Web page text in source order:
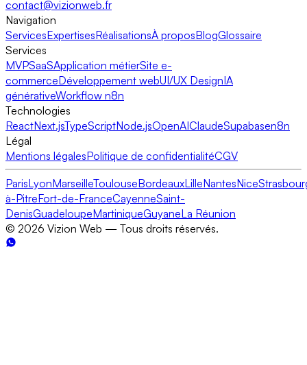
contact@vizionweb.fr
Navigation
ServicesExpertisesRéalisationsÀ proposBlogGlossaire
Services
MVPSaaSApplication métierSite e-
commerceDéveloppement webUI/UX DesignIA
générativeWorkflow n8n
Technologies
ReactNext.jsTypeScriptNode.jsOpenAIClaudeSupabasen8n
Légal
Mentions légalesPolitique de confidentialitéCGV
ParisLyonMarseilleToulouseBordeauxLilleNantesNice
à-PitreFort-de-FranceCayenneSaint-
DenisGuadeloupeMartiniqueGuyaneLa Réunion
© 2026 Vizion Web — Tous droits réservés.